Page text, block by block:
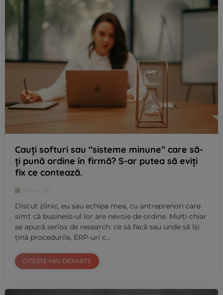
Cauți softuri sau “sisteme minune” care să-
ți pună ordine în firmă? S-ar putea să eviți
fix ce contează.
05 iun. 25
Discut zilnic, eu sau echipa mea, cu antreprenori care
simt că business-ul lor are nevoie de ordine. Mulți chiar
se apucă serios de research: ce să facă sau unde să își
țină procedurile, ERP-uri c…
CITEȘTE MAI DEPARTE